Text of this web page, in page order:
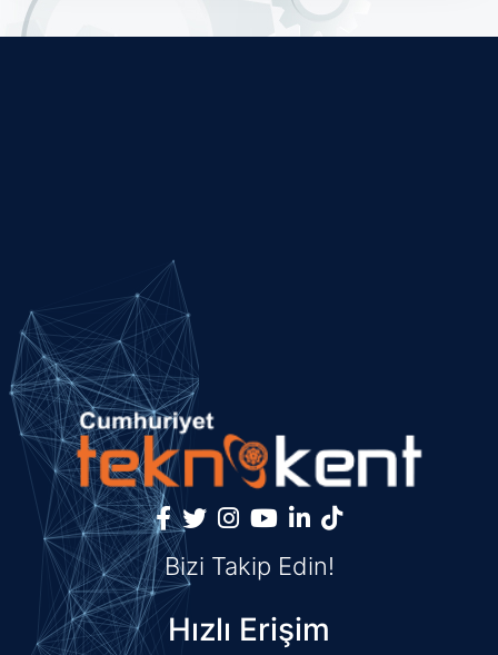
Bizi Takip Edin!
Hızlı Erişim